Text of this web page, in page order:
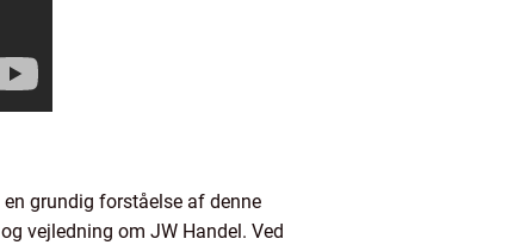
grundig forståelse af denne
vejledning om JW Handel. Ved